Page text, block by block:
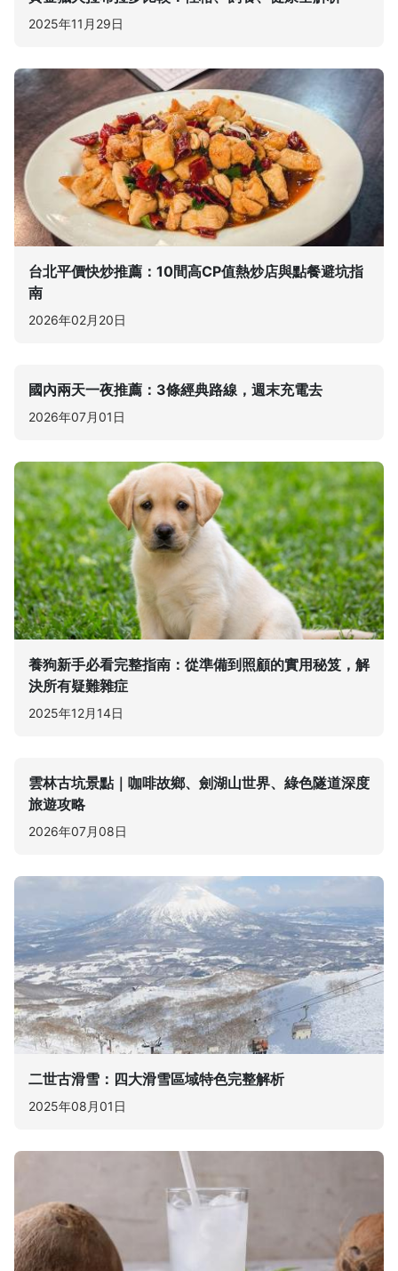
2025年11月29日
台北平價快炒推薦：10間高CP值熱炒店與點餐避坑指
南
2026年02月20日
國內兩天一夜推薦：3條經典路線，週末充電去
2026年07月01日
養狗新手必看完整指南：從準備到照顧的實用秘笈，解
決所有疑難雜症
2025年12月14日
雲林古坑景點｜咖啡故鄉、劍湖山世界、綠色隧道深度
旅遊攻略
2026年07月08日
二世古滑雪：四大滑雪區域特色完整解析
2025年08月01日